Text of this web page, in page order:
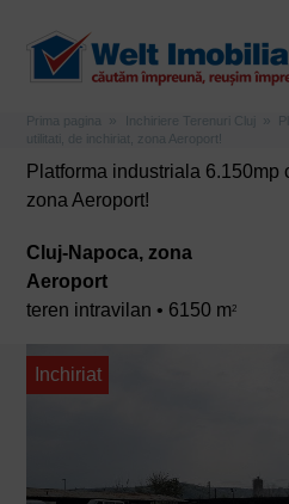
Prima pagina Inchiriere Terenuri Cluj
utilitati, de inchiriat, zona Aeroport!
Platforma industriala 6.150mp
zona Aeroport!
Cluj-Napoca, zona
Aeroport
teren intravilan • 6150 m2
Inchiriat